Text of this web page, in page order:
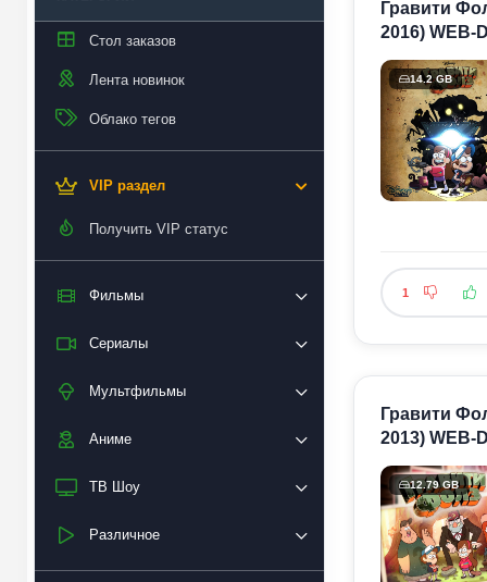
Стол заказов
Лента новинок
Облако тегов
VIP раздел
Получить VIP статус
Фильмы
Сериалы
Мультфильмы
Аниме
ТВ Шоу
Различное
Гравити
2016) WEB-
14.2 GB
1
Гравити
2013) WEB-
12.79 GB